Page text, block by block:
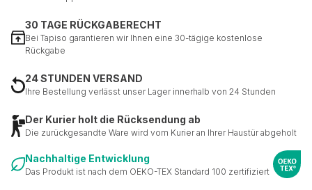
30 TAGE RÜCKGABERECHT
Bei Tapiso garantieren wir Ihnen eine 30-tägige kostenlose
Rückgabe
24 STUNDEN VERSAND
Ihre Bestellung verlässt unser Lager innerhalb von 24 Stunden
Der Kurier holt die Rücksendung ab
Die zurückgesandte Ware wird vom Kurier an Ihrer Haustür abgeholt
Nachhaltige Entwicklung
Das Produkt ist nach dem OEKO-TEX Standard 100 zertifiziert